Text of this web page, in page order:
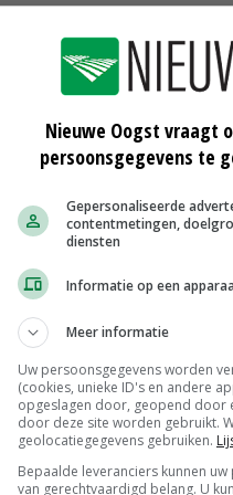
strategie.
in het plan om te
Veenhuis blijven
voor de
gericht op
systemen en producten
daarin. Bij
Nieuwe Oogst vraagt
persoonsgegevens te
Gepersonaliseerde
contentmetingen,
diensten
Informatie op een
Meer informatie
Uw persoonsgegevens worden
(cookies, unieke ID's en andere
opgeslagen door, geopend door
door deze site worden gebruikt.
geolocatiegegevens gebruiken.
Bepaalde leveranciers kunnen
van gerechtvaardigd belang. U